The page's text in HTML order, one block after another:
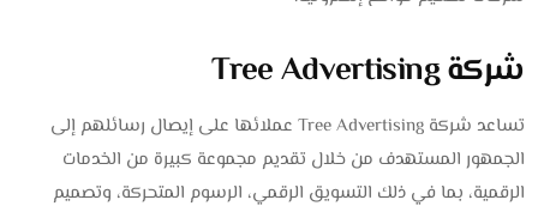
شركة Tree Advertising
تساعد شركة Tree Advertising عملائها على إيصال رسائلهم إلى
الجمهور المستهدف من خلال تقديم مجموعة كبيرة من الخدمات
الرقمية، بما في ذلك التسويق الرقمي، الرسوم المتحركة، وتصميم